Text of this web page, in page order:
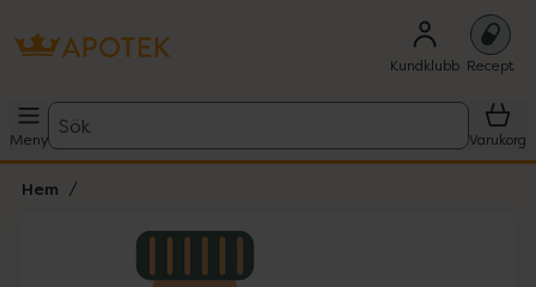
Kundklubb Recept
Meny
Sök
Varukorg
Hem
Lista: . Innehåller 1 objekt.